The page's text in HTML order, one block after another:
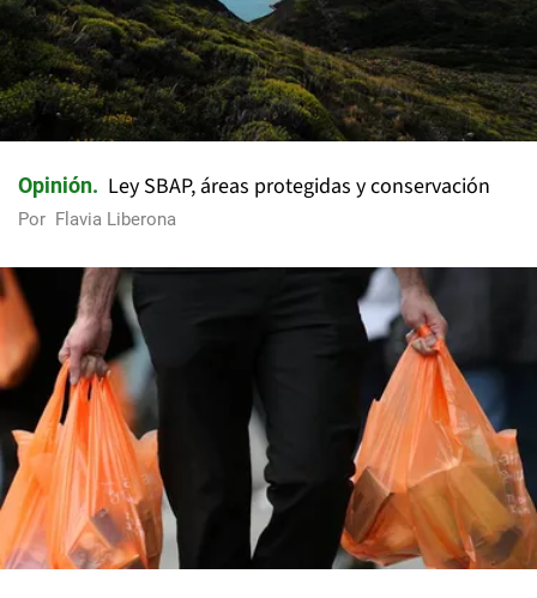
Opinión Ley SBAP, áreas protegidas y conservación
Por Flavia Liberona